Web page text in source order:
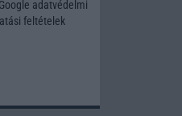
adatvédelmi
feltételek